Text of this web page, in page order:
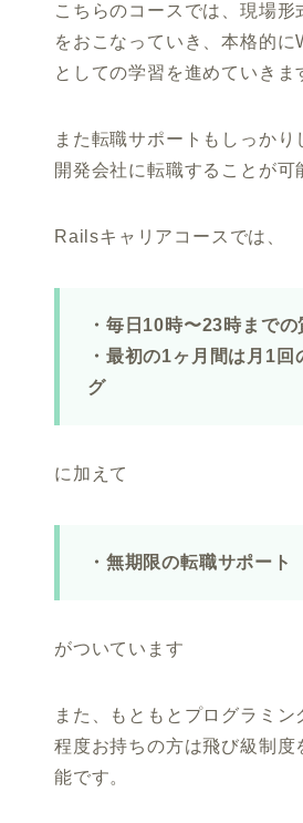
こちらのコースでは、現場形
をおこなっていき、本格的に
としての学習を進めていきま
また転職サポートもしっかり
開発会社に転職することが可
Railsキャリアコースでは、
・毎日10時〜23時までの
・最初の1ヶ月間は月1回
グ
に加えて
・無期限の転職サポート
がついています
また、もともとプログラミン
程度お持ちの方は飛び級制度
能です。